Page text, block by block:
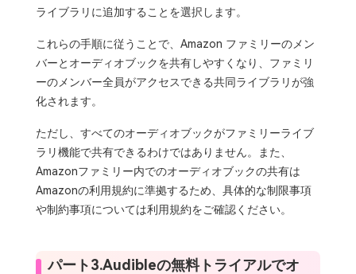
ライブラリに追加することを選択します。
これらの手順に従うことで、Amazon ファミリーのメン
バーとオーディオブックを共有しやすくなり、ファミリ
ーのメンバー全員がアクセスできる共同ライブラリが強
化されます。
ただし、すべてのオーディオブックがファミリーライブ
ラリ機能で共有できるわけではありません。また、
Amazonファミリー内でのオーディオブックの共有は
Amazonの利用規約に準拠するため、具体的な制限事項
や制約事項については利用規約をご確認ください。
パート3.Audibleの無料トライアルでオ